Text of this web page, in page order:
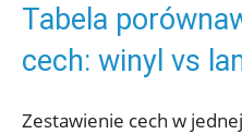
Tabela
cech: winyl vs
Zestawienie cech w